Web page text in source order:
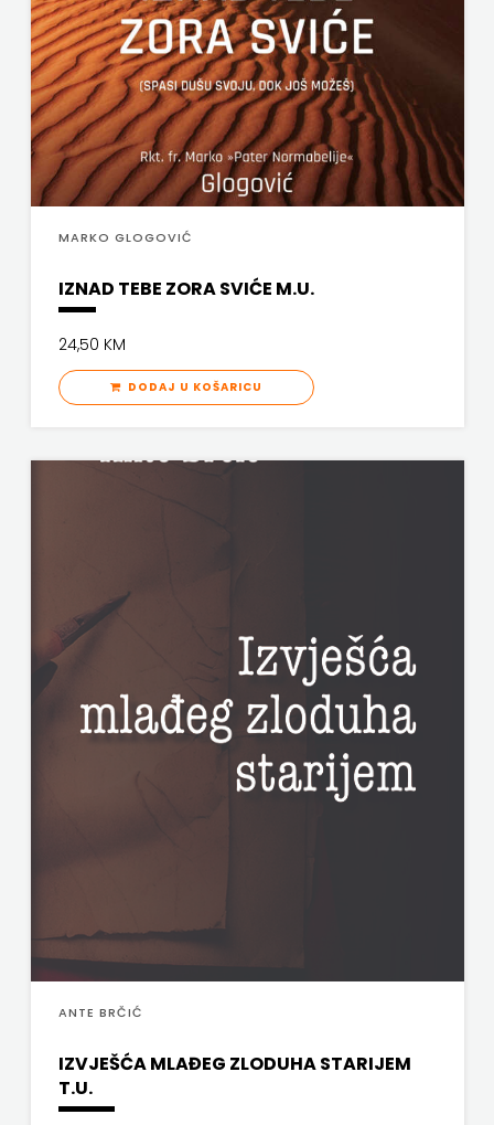
MARKO GLOGOVIĆ
IZNAD TEBE ZORA SVIĆE M.U.
24,50 KM
DODAJ U KOŠARICU
ANTE BRČIĆ
IZVJEŠĆA MLAĐEG ZLODUHA STARIJEM
T.U.